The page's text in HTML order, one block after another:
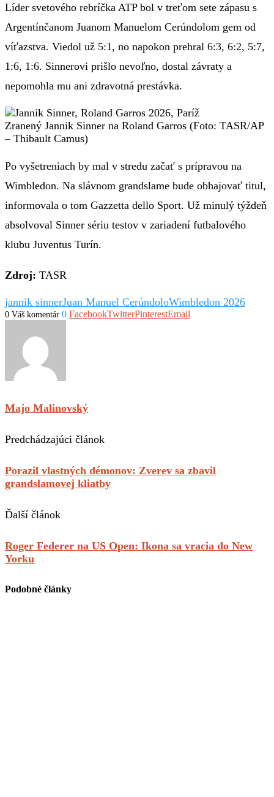
Líder svetového rebríčka ATP bol v treťom sete zápasu s
Argentínčanom Juanom Manuelom Cerúndolom gem od
víťazstva. Viedol už 5:1, no napokon prehral 6:3, 6:2, 5:7,
1:6, 1:6. Sinnerovi prišlo nevoľno, dostal závraty a
nepomohla mu ani zdravotná prestávka.
Zranený Jannik Sinner na Roland Garros (Foto: TASR/AP
– Thibault Camus)
Po vyšetreniach by mal v stredu začať s prípravou na
Wimbledon. Na slávnom grandslame bude obhajovať titul,
informovala o tom Gazzetta dello Sport. Už minulý týždeň
absolvoval Sinner sériu testov v zariadení futbalového
klubu Juventus Turín.
Zdroj: TASR
jannik sinnerJuan Manuel CerúndoloWimbledon 2026
0 Váš komentár 0 FacebookTwitterPinterestEmail
Majo Malinovský
Predchádzajúci článok
Porazil vlastných démonov: Zverev sa zbavil
grandslamovej kliatby
Ďalší článok
Roger Federer na US Open: Ikona sa vracia do New
Yorku
Podobné články